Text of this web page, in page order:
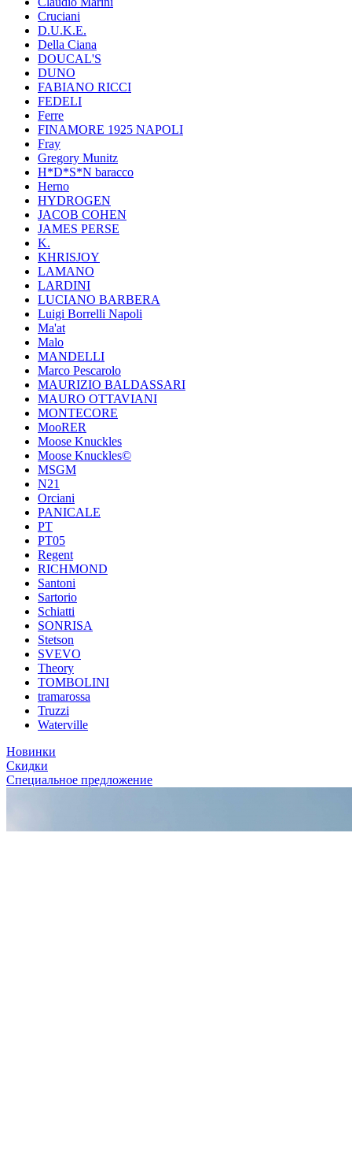
Cruciani
D.U.K.E.
Della Ciana
DOUCAL'S
DUNO
FABIANO RICCI
FEDELI
Ferre
FINAMORE 1925 NAPOLI
Fray
Gregory Munitz
H*D*S*N baracco
Herno
HYDROGEN
JACOB COHEN
JAMES PERSE
K.
KHRISJOY
LAMANO
LARDINI
LUCIANO BARBERA
Luigi Borrelli Napoli
Ma'at
Malo
MANDELLI
Marco Pescarolo
MAURIZIO BALDASSARI
MAURO OTTAVIANI
MONTECORE
MooRER
Moose Knuckles
Moose Knuckles©️
MSGM
N21
Orciani
PANICALE
PT
PT05
Regent
RICHMOND
Santoni
Sartorio
Schiatti
SONRISA
Stetson
SVEVO
Theory
TOMBOLINI
tramarossa
Truzzi
Waterville
Новинки
Скидки
Специальное предложение